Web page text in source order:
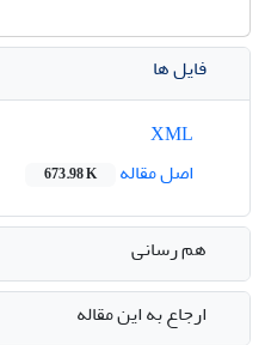
فایل ها
اصل مقاله
673.98 K
هم رسانی
ارجاع به این مقاله